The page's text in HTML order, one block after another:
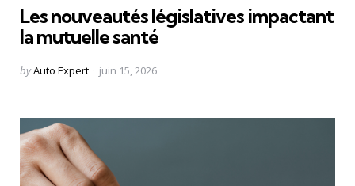
Les nouveautés législatives impactant
la mutuelle santé
Posted
byAuto Expert juin 15, 2026